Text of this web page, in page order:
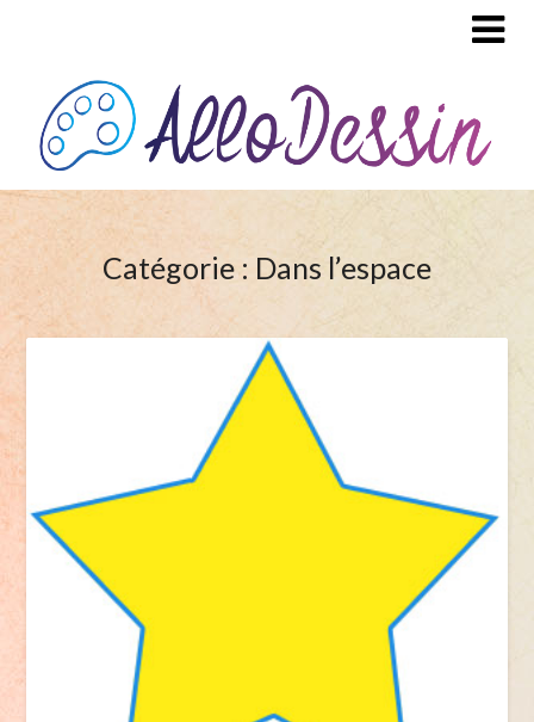
Catégorie : Dans l’espace